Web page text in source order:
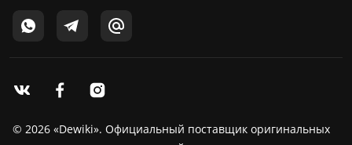
© 2026 «Dewiki». Официальный поставщик оригинальных